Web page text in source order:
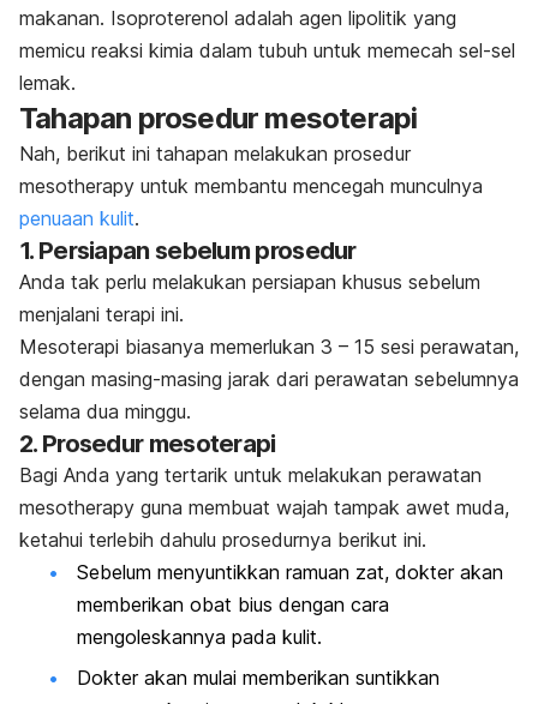
makanan. Isoproterenol adalah agen lipolitik yang
memicu reaksi kimia dalam tubuh untuk memecah sel-sel
lemak.
Tahapan prosedur mesoterapi
Nah, berikut ini tahapan melakukan prosedur
mesotherapy untuk membantu mencegah munculnya
penuaan kulit.
1. Persiapan sebelum prosedur
Anda tak perlu melakukan persiapan khusus sebelum
menjalani terapi ini.
Mesoterapi biasanya memerlukan 3 – 15 sesi perawatan,
dengan masing-masing jarak dari perawatan sebelumnya
selama dua minggu.
2. Prosedur mesoterapi
Bagi Anda yang tertarik untuk melakukan perawatan
mesotherapy guna membuat wajah tampak awet muda,
ketahui terlebih dahulu prosedurnya berikut ini.
Sebelum menyuntikkan ramuan zat, dokter akan
memberikan obat bius dengan cara
mengoleskannya pada kulit.
Dokter akan mulai memberikan suntikkan